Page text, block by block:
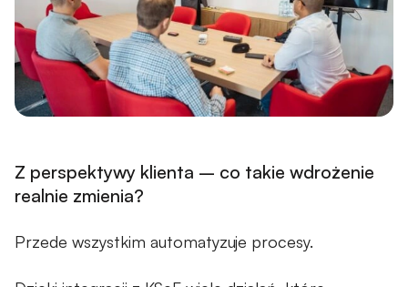
Z perspektywy klienta – co takie wdrożenie
realnie zmienia?
Przede wszystkim automatyzuje procesy.